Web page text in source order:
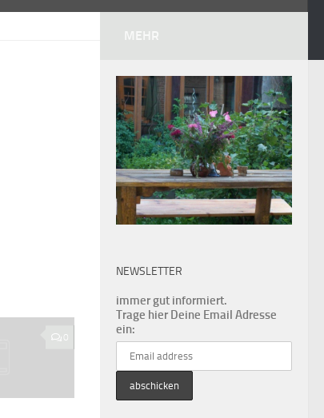
0
MEHR
NEWSLETTER
immer gut informiert.
Trage hier Deine Email Adresse
ein: